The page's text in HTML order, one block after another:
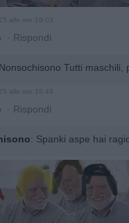
alle ore 19:03
· Rispondi
Nonsochisono Tutti maschili,
alle ore 19:49
· Rispondi
: Spanki aspe hai